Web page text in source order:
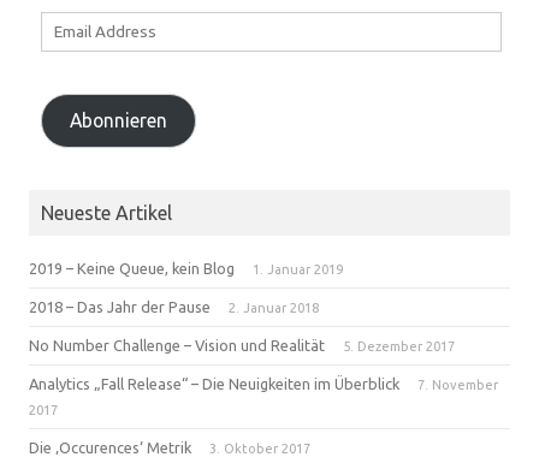
Abonnieren
Neueste Artikel
2019 – Keine Queue, kein Blog 1. Januar 2019
2018 – Das Jahr der Pause 2. Januar 2018
No Number Challenge – Vision und Realität 5. Dezember 2017
Analytics „Fall Release“ – Die Neuigkeiten im Überblick
7. November
2017
Die ‚Occurences‘ Metrik 3. Oktober 2017